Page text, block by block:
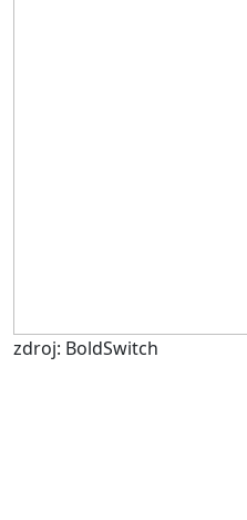
zdroj: BoldSwitch